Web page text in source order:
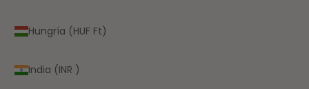
Hungría (HUF Ft)
India (INR ₹)